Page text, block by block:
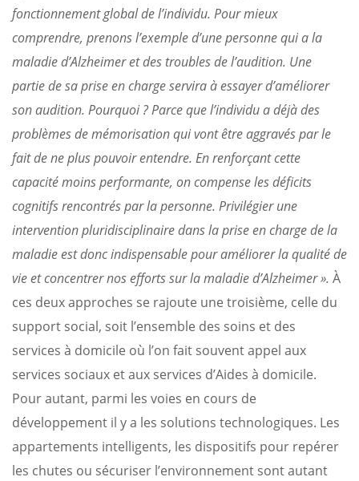
fonctionnement global de l’individu. Pour mieux
comprendre, prenons l’exemple d’une personne qui a la
maladie d’Alzheimer et des troubles de l’audition. Une
partie de sa prise en charge servira à essayer d’améliorer
son audition. Pourquoi ? Parce que l’individu a déjà des
problèmes de mémorisation qui vont être aggravés par le
fait de ne plus pouvoir entendre. En renforçant cette
capacité moins performante, on compense les déficits
cognitifs rencontrés par la personne. Privilégier une
intervention pluridisciplinaire dans la prise en charge de la
maladie est donc indispensable pour améliorer la qualité de
vie et concentrer nos efforts sur la maladie d’Alzheimer ». À
ces deux approches se rajoute une troisième, celle du
support social, soit l’ensemble des soins et des
services à domicile où l’on fait souvent appel aux
services sociaux et aux services d’Aides à domicile.
Pour autant, parmi les voies en cours de
développement il y a les solutions technologiques. Les
appartements intelligents, les dispositifs pour repérer
les chutes ou sécuriser l’environnement sont autant